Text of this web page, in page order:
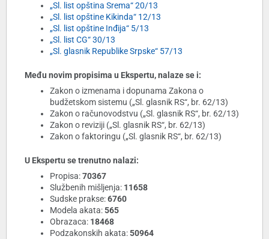
„Sl. list opština Srema“ 20/13
„Sl. list opštine Kikinda“ 12/13
„Sl. list opštine Inđija“ 5/13
„Sl. list CG“ 30/13
„Sl. glasnik Republike Srpske“ 57/13
Među novim propisima u Ekspertu, nalaze se i:
Zakon o izmenama i dopunama Zakona o
budžetskom sistemu („Sl. glasnik RS“, br. 62/13)
Zakon o računovodstvu („Sl. glasnik RS“, br. 62/13)
Zakon o reviziji („Sl. glasnik RS“, br. 62/13)
Zakon o faktoringu („Sl. glasnik RS“, br. 62/13)
U Ekspertu se trenutno nalazi:
Propisa:70367
Službenih mišljenja: 11658
Sudske prakse:6760
Modela akata:565
Obrazaca: 18468
Podzakonskih akata:50964